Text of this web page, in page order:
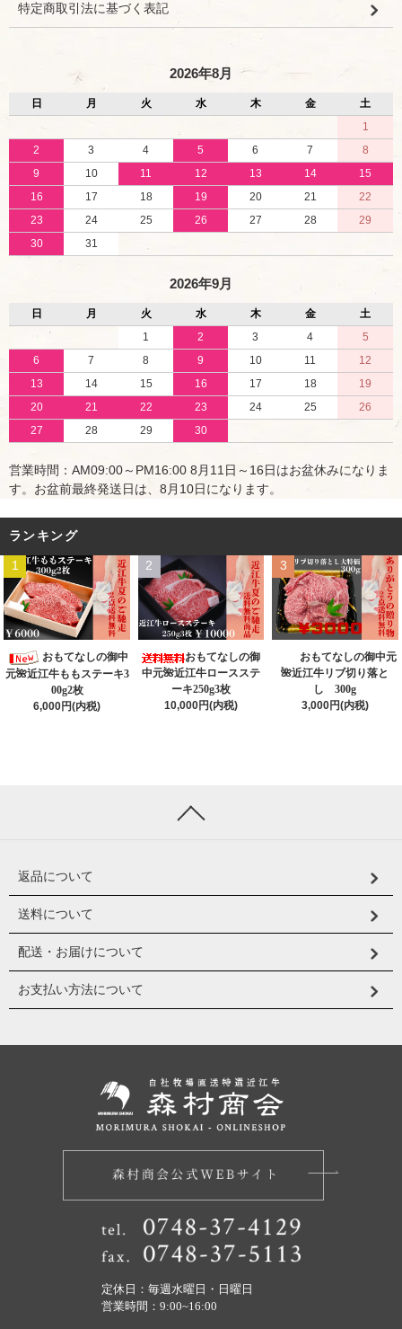
特定商取引法に基づく表記
2026年8月
日 月 火 水 木 金
土
1
2
3 4 5 6 7
8
9
10 11 12 13 14
15
16
17 18 19 20 21
22
23
24 25 26 27 28
29
30
31
2026年9月
日 月 火 水 木 金
土
1
2 3 4
5
6
7 8 9 10 11
12
13
14 15 16 17 18
19
20
21 22 23 24 25
26
27
28 29 30
営業時間：AM09:00～PM16:00 8月11日～16日はお盆休みになりま
す。お盆前最終発送日は、8月10日になります。
ランキング
1
おもてなしの御中
元🌺近江牛ももステーキ3
00g2枚
6,000円(内税)
2
おもてなしの御
中元🌺近江牛ロースステ
ーキ250g3枚
10,000円(内税)
3
おもてなしの御中元
🌺近江牛リブ切り落と
し 300g
3,000円(内税)
返品について
送料について
配送・お届けについて
お支払い方法について
定休日：毎週水曜日・日曜日
営業時間：9:00~16:00